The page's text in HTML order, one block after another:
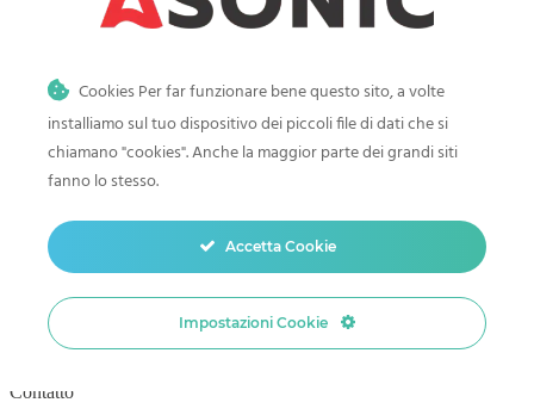
asonic@pulitoreultrasuoni.it
Lun – Ven 8.00-16.00
INFORMAZIONI
Azienda
Contatto
Cookies Per far funzionare bene questo sito, a volte
installiamo sul tuo dispositivo dei piccoli file di dati che si
chiamano "cookies". Anche la maggior parte dei grandi siti
fanno lo stesso.
Accetta Cookie
Impostazioni Cookie